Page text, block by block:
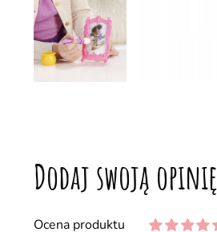
Dodaj swoją opinię
Ocena produktu